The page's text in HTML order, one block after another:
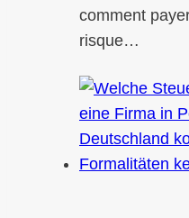
comment
risque…